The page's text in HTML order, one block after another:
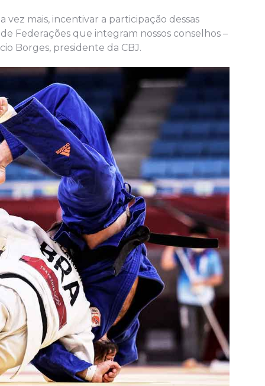
vez mais, incentivar a participação dessas
Federações que integram nossos conselhos –
Borges, presidente da CBJ.